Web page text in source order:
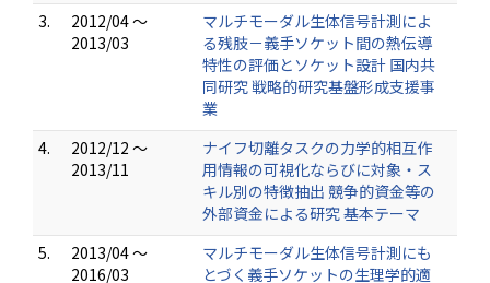
3.
2012/04 ～
2013/03
マルチモーダル生体信号計測によ
る残肢－義手ソケット間の熱伝導
特性の評価とソケット設計 国内共
同研究 戦略的研究基盤形成支援事
業
4.
2012/12 ～
2013/11
ナイフ切離タスクの力学的相互作
用情報の可視化ならびに対象・ス
キル別の特徴抽出 競争的資金等の
外部資金による研究 基本テーマ
5.
2013/04 ～
2016/03
マルチモーダル生体信号計測にも
とづく義手ソケットの生理学的適